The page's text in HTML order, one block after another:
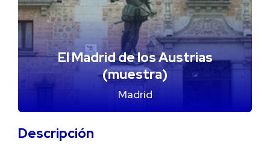
El Madrid de los Austrias
(muestra)
Madrid
Descripción